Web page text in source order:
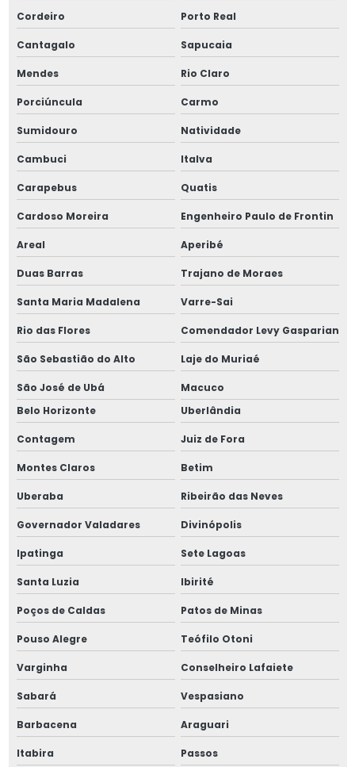
Parafuso allen 3 4
Parafuso allen 5 8
Parafuso allen 5mm
Parafuso allen 7 32
Parafuso allen cabeça chata din 7991
Parafuso allen cabeça chata inox
Parafuso allen cabeça chata m10
Parafuso allen cabeça chata m12
Parafuso allen cabeça chata m16
Parafuso allen cabeça chata m4
Parafuso allen cabeça chata m5
Parafuso allen cabeça chata m8
Parafuso corpo retificado
Parafuso corpo retificado din 9841
Parafuso corpo retificado iso 7379
Parafuso corpo retificado m4
Parafuso corpo retificado m6
Parafuso retificado m5
Parafusos allen 6mm
Parafusos allen 8mm
Cordeiro Porto Real
Cantagalo Sapucaia
Mendes Rio Claro
Porciúncula Carmo
Sumidouro Natividade
Cambuci Italva
Carapebus Quatis
Cardoso Moreira Engenheiro Paulo de Frontin
Areal Aperibé
Duas Barras Trajano de Moraes
Santa Maria Madalena Varre-Sai
Rio das Flores Comendador Levy Gasparian
São Sebastião do Alto Laje do Muriaé
São José de Ubá
Macuco
Belo Horizonte
Uberlândia
Contagem Juiz de Fora
Montes Claros Betim
Uberaba Ribeirão das Neves
Governador Valadares Divinópolis
Ipatinga Sete Lagoas
Santa Luzia Ibirité
Poços de Caldas Patos de Minas
Pouso Alegre Teófilo Otoni
Varginha Conselheiro Lafaiete
Sabará Vespasiano
Barbacena Araguari
Itabira Passos